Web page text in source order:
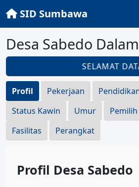
SID Sumbawa
Desa Sabedo
SELAMAT
Profil Pekerjaan
Status Kawin
Umur Pemilih
Fasilitas
Perangkat
Profil Desa Sabedo